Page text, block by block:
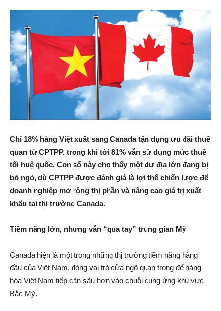
Chỉ 18% hàng Việt xuất sang Canada tận dụng ưu đãi thuế
quan từ CPTPP, trong khi tới 81% vẫn sử dụng mức thuế
tối huệ quốc. Con số này cho thấy một dư địa lớn đang bị
bỏ ngỏ, dù CPTPP được đánh giá là lợi thế chiến lược để
doanh nghiệp mở rộng thị phần và nâng cao giá trị xuất
khẩu tại thị trường Canada.
Tiềm năng lớn, nhưng vẫn “qua tay” trung gian Mỹ
Canada hiện là một trong những thị trường tiềm năng hàng
đầu của Việt Nam, đóng vai trò cửa ngõ quan trọng để hàng
hóa Việt Nam tiếp cận sâu hơn vào chuỗi cung ứng khu vực
Bắc Mỹ.